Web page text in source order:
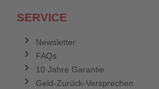
SERVICE
Newsletter
FAQs
10 Jahre Garantie
Geld-Zurück-Versprechen